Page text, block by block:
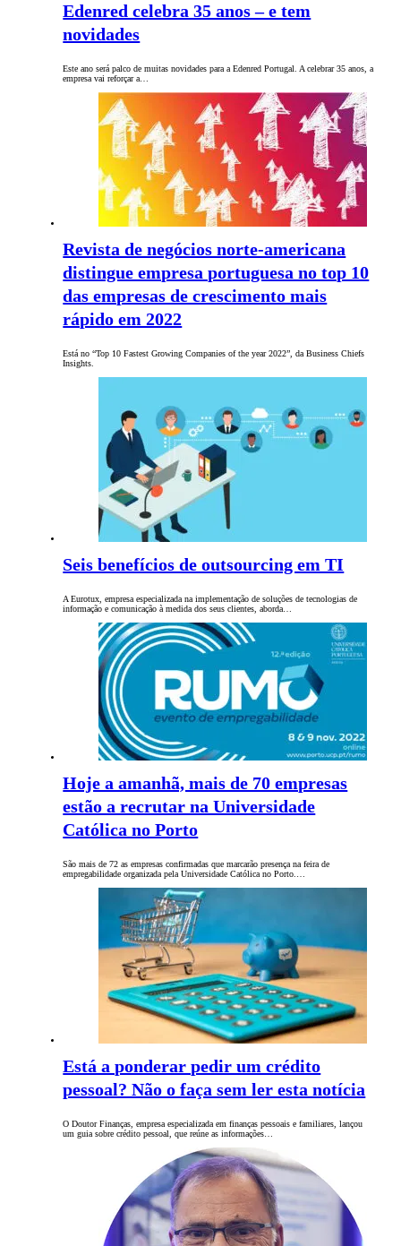
Edenred celebra 35 anos – e tem
novidades
Este ano será palco de muitas novidades para a Edenred Portugal. A celebrar 35 anos, a
empresa vai reforçar a…
Revista de negócios norte-americana
distingue empresa portuguesa no top 10
das empresas de crescimento mais
rápido em 2022
Está no “Top 10 Fastest Growing Companies of the year 2022”, da Business Chiefs
Insights.
Seis benefícios de outsourcing em TI
A Eurotux, empresa especializada na implementação de soluções de tecnologias de
informação e comunicação à medida dos seus clientes, aborda…
Hoje a amanhã, mais de 70 empresas
estão a recrutar na Universidade
Católica no Porto
São mais de 72 as empresas confirmadas que marcarão presença na feira de
empregabilidade organizada pela Universidade Católica no Porto.…
Está a ponderar pedir um crédito
pessoal? Não o faça sem ler esta notícia
O Doutor Finanças, empresa especializada em finanças pessoais e familiares, lançou
um guia sobre crédito pessoal, que reúne as informações…